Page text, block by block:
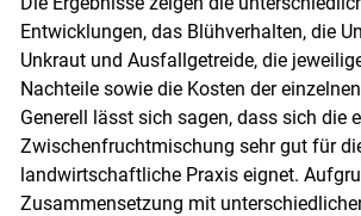
Entwicklungen, das Blühverhalten, die
Unkraut und Ausfallgetreide, die
Nachteile sowie die Kosten der
Generell lässt sich sagen, dass sich die
Zwischenfruchtmischung sehr gut für
landwirtschaftliche Praxis eignet.
Zusammensetzung mit